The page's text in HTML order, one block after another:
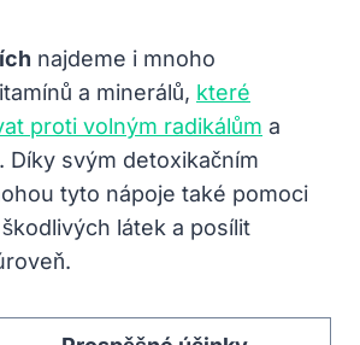
najdeme i mnoho
a minerálů, které
proti volným radikálům a
Díky svým detoxikačním
tyto nápoje také pomoci
látek a posílit